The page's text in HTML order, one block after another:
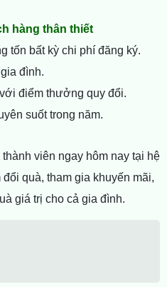
hàng thân thiết
tốn bất kỳ chi phí đăng ký.
đình.
điểm thưởng quy đổi.
suốt trong năm.
viên ngay hôm nay tại hệ
quà, tham gia khuyến mãi,
giá trị cho cả gia đình.